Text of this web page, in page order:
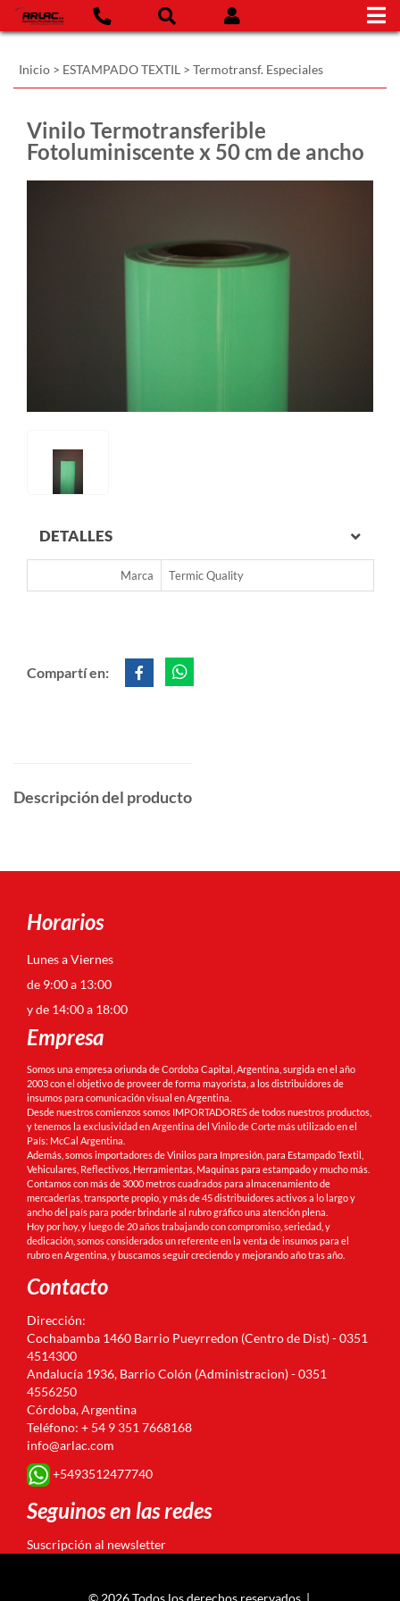
Inicio > ESTAMPADO TEXTIL > Termotransf. Especiales
Vinilo Termotransferible
Fotoluminiscente x 50 cm de ancho
DETALLES
Marca Termic Quality
Compartí en:
Descripción del producto
Horarios
Lunes a Viernes
de 9:00 a 13:00
y de 14:00 a 18:00
Empresa
Somos una empresa oriunda de Cordoba Capital, Argentina, surgida en el año
2003 con el objetivo de proveer de forma mayorista, a los distribuidores de
insumos para comunicación visual en Argentina.
Desde nuestros comienzos somos IMPORTADORES de todos nuestros productos,
y tenemos la exclusividad en Argentina del Vinilo de Corte más utilizado en el
País: McCal Argentina.
Además, somos importadores de Vinilos para Impresión, para Estampado Textil,
Vehiculares, Reflectivos, Herramientas, Maquinas para estampado y mucho más.
Contamos con más de 3000 metros cuadrados para almacenamiento de
mercaderías, transporte propio, y más de 45 distribuidores activos a lo largo y
ancho del país para poder brindarle al rubro gráfico una atención plena.
Hoy por hoy, y luego de 20 años trabajando con compromiso, seriedad, y
dedicación, somos considerados un referente en la venta de insumos para el
rubro en Argentina, y buscamos seguir creciendo y mejorando año tras año.
Contacto
Dirección:
Cochabamba 1460 Barrio Pueyrredon (Centro de Dist) - 0351
4514300
Andalucía 1936, Barrio Colón (Administracion) - 0351
4556250
Córdoba, Argentina
Teléfono: + 54 9 351 7668168
info@arlac.com
+5493512477740
Seguinos en las redes
Suscripción al newsletter